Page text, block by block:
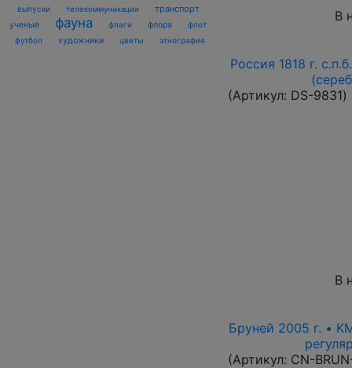
выпуски
телекоммуникации транспорт
ученые фауна флаги флора
флот
футбол
художники цветы этнография
В
Россия 1818 г.
(Артикул: DS-9831)
В
Бруней 2005 г. •
(Артикул: CN-